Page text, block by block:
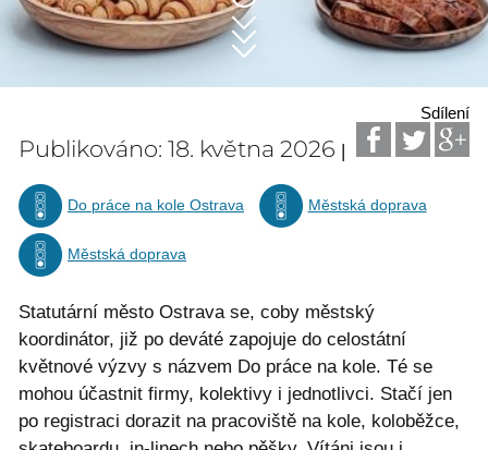
Sdílení
Publikováno: 18. května 2026 |
Do práce na kole Ostrava Městská doprava
Městská doprava
Statutární město Ostrava se, coby městský
koordinátor, již po deváté zapojuje do celostátní
květnové výzvy s názvem Do práce na kole. Té se
mohou účastnit firmy, kolektivy i jednotlivci. Stačí jen
po registraci dorazit na pracoviště na kole, koloběžce,